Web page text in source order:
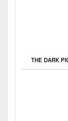
THE DARK